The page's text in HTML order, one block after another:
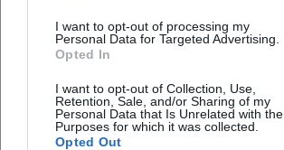
I want to opt-out of processing my
Personal Data for Targeted Advertising.
Opted In
I want to opt-out of Collection, Use,
Retention, Sale, and/or Sharing of my
Personal Data that Is Unrelated with the
Purposes for which it was collected.
Opted Out